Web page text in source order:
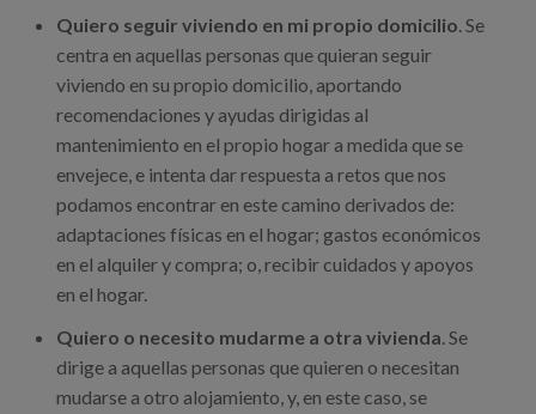
Quiero seguir viviendo en mi propio domicilio. Se
centra en aquellas personas que quieran seguir
viviendo en su propio domicilio, aportando
recomendaciones y ayudas dirigidas al
mantenimiento en el propio hogar a medida que se
envejece, e intenta dar respuesta a retos que nos
podamos encontrar en este camino derivados de:
adaptaciones físicas en el hogar; gastos económicos
en el alquiler y compra; o, recibir cuidados y apoyos
en el hogar.
Quiero o necesito mudarme a otra vivienda. Se
dirige a aquellas personas que quieren o necesitan
mudarse a otro alojamiento, y, en este caso, se